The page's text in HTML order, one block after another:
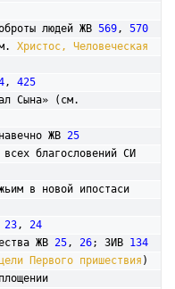
людей ЖВ
569, 570
Христос, Человеческая
, 425
навечно ЖВ
25
23, 24
ЖВ
25, 26; 3ИВ 134
Первого пришествия )